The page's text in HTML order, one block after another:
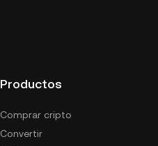
Productos
Comprar cripto
Convertir